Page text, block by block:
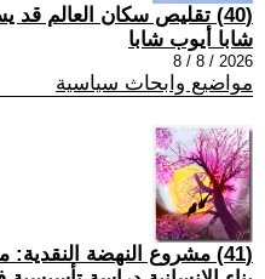
(40) تقليص سكان العالم قد يساهم في إنقاذ الكوكب
شابا أيوب شابا
2026 / 8 / 8
مواضيع وابحاث سياسية
(41) مشروع النهضة النقدية: